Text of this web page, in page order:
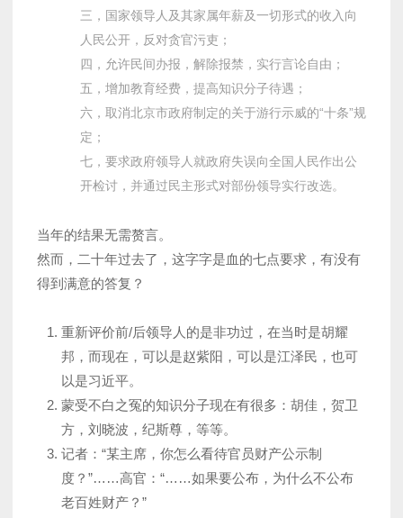
三，国家领导人及其家属年薪及一切形式的收入向
人民公开，反对贪官污吏；
四，允许民间办报，解除报禁，实行言论自由；
五，增加教育经费，提高知识分子待遇；
六，取消北京市政府制定的关于游行示威的“十条”规
定；
七，要求政府领导人就政府失误向全国人民作出公
开检讨，并通过民主形式对部份领导实行改选。
当年的结果无需赘言。
然而，二十年过去了，这字字是血的七点要求，有没有
得到满意的答复？
重新评价前/后领导人的是非功过，在当时是胡耀
邦，而现在，可以是赵紫阳，可以是江泽民，也可
以是习近平。
蒙受不白之冤的知识分子现在有很多：胡佳，贺卫
方，刘晓波，纪斯尊，等等。
记者：“某主席，你怎么看待官员财产公示制
度？”……高官：“……如果要公布，为什么不公布
老百姓财产？”